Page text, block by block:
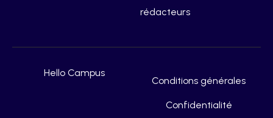
rédacteurs
Hello Campus
Conditions générales
Confidentialité